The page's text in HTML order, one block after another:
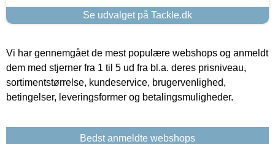
Se udvalget på Tackle.dk
Vi har gennemgået de mest populære webshops og anmeldt
dem med stjerner fra 1 til 5 ud fra bl.a. deres prisniveau,
sortimentstørrelse, kundeservice, brugervenlighed,
betingelser, leveringsformer og betalingsmuligheder.
Bedst anmeldte webshops